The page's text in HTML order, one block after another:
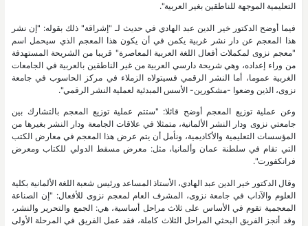
التعليمية الموجهة للناطقين بغير العربية".
فيما أوضح الدكتور خير الدين عبد الهادي في حديث لـ "إشراقة" ذلك بقوله: "إن نشر
هذا المعجم عن دار نشر غربية يكمن في أن يكون هذا المعجم الذي سيحمل اسم
"معجم نزوى لمكملات أفعال اللغة العربية المعاصرة" قريبا من الشريحة المستهدفة
من وراء إعداده، وهي شريحة دارسي العربية من غير الناطقين بالعربية في الجامعات
الغربية عموما، أما النشر الرقمي فسيتولاه الزملاء في مركز الحاسوب في جامعة
نزوى، الذين وضعوا -مشكورين- الأسس المبدئية لعملية النشر الرقمي".
وعن عملية توزيع المعجم أوضح قائلا: "ستتم عملية توزيع المعجم بالتشارك بين
جامعتي نزوى ودار النشر الألمانية، متمثلا في علاقات الجامعة ودار النشر بغيرها من
المؤسسات التعليمية والأكاديمية، ونأمل أن يتم عرض هذا المعجم في معارض الكتب
التي تقام في سلطنة عمان وألمانيا، مثل: معرض مسقط الدولي للكتاب ومعرض
فرانكفورت".
وقال الدكتور خير الدين عبد الهادي، الأستاذ المساعد ورئيس شعبة اللغة الألمانية بكلية
العلوم والآداب في جامعة نزوى، المشرف العام لمعجم نزوى للأفعال: "إن الصناعة
المعجمية تقوم في الأساس على ثلاث مراحل أساسية، هي: الجمع والتحرير والنشر،
وقد أنجز الفريق البحثي المراحل الثلاث كاملة، فقد عمل الفريق في المرحلة الأولى